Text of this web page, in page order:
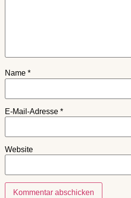
Name *
E-Mail-Adresse *
Website